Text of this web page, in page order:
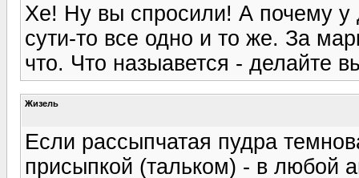
Хе! Ну вы спросили! А почему
сути-то все одно и то же. За
что. Что назыавется - делайте
Жизель
Если рассыпчатая пудра
присыпкой (тальком) - в любой